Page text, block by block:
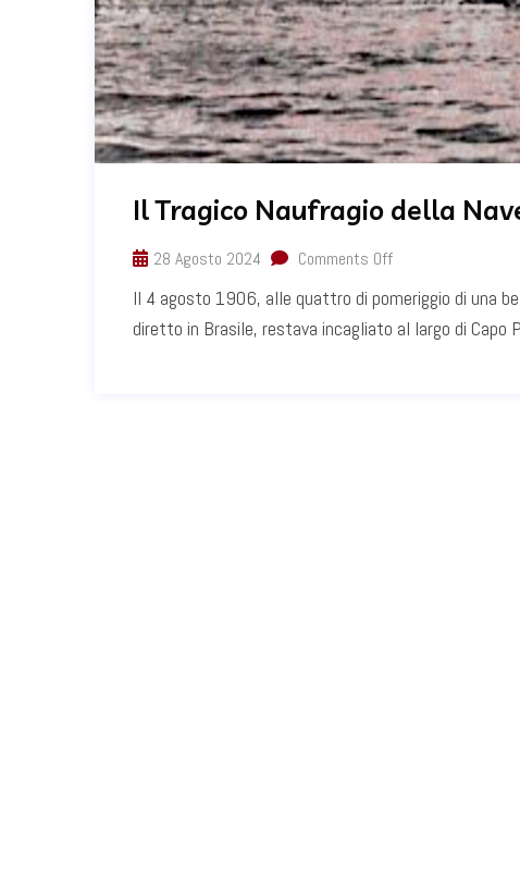
Il Tragico Naufragio della
28 Agosto 2024 Comments Off
Il 4 agosto 1906, alle quattro di pomeriggio di una
diretto in Brasile, restava incagliato al largo di Capo